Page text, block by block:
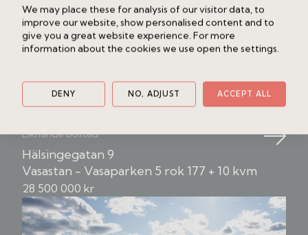
förening med ca 7 miljoner i lån och som äger sin
mark. Bekvämt boende med hiss till våningsplanet.
Här ges möjlighet att skapa ditt egna drömboende på
attraktivt läge mellan Sankt Eriksplan och Odenplan!
Intresserad av att veta vad din bostad är värd?
Fyll i dina uppgifter nedan så kontaktar vi dig.
Liknande bostad
Hälsingegatan 9
Vasastan - Vasaparken 5 rok 177 + 10 kvm
28 500 000 kr
We may place these for analysis of our visitor data, to
improve our website, show personalised content and to
give you a great website experience. For more
information about the cookies we use open the settings.
DENY NO, ADJUST ACCEPT ALL